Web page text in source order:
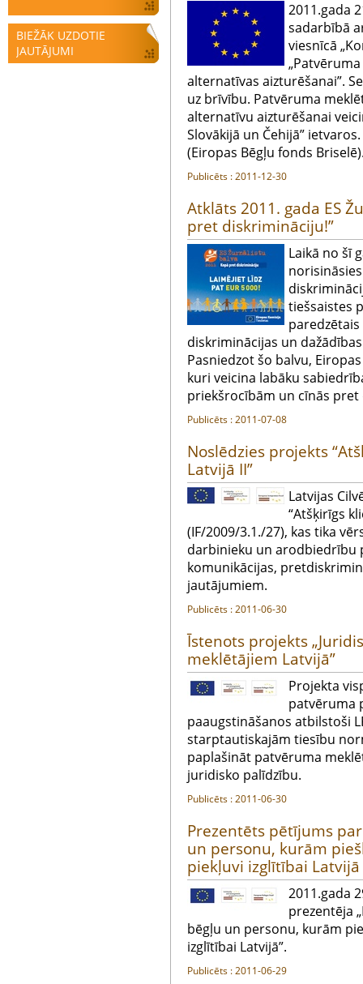
BIEŽĀK UZDOTIE
JAUTĀJUMI
2011.gada
sadarbībā
viesnīcā
alternatīvas aizturēšanai”.
uz brīvību. Patvēruma
alternatīvu aizturēšanai
Slovākijā un Čehijā”
(Eiropas Bēgļu fonds
Publicēts : 2011-12-30
Atklāts 2011. gada ES
pret diskrimināciju!”
Laikā no šī
tiešsaistes
diskriminācijas un
Pasniedzot šo balvu,
kuri veicina labāku
priekšrocībām un cīnās
Publicēts : 2011-07-08
Noslēdzies projekts
Latvijā II”
Latvijas
“Atšķirīgs
(IF/2009/3.1./27), kas tika
darbinieku un
komunikācijas,
jautājumiem.
Publicēts : 2011-06-30
Īstenots projekts
meklētājiem Latvijā”
Projekta
patvēruma
paaugstināšanos atbilstoši
starptautiskajām tiesību
paplašināt patvēruma
juridisko palīdzību.
Publicēts : 2011-06-30
Prezentēts pētījums
un personu, kurām
piekļuvi izglītībai Latvijā
2011.gada
prezentēja
bēgļu un personu, kurām
izglītībai Latvijā”.
Publicēts : 2011-06-29